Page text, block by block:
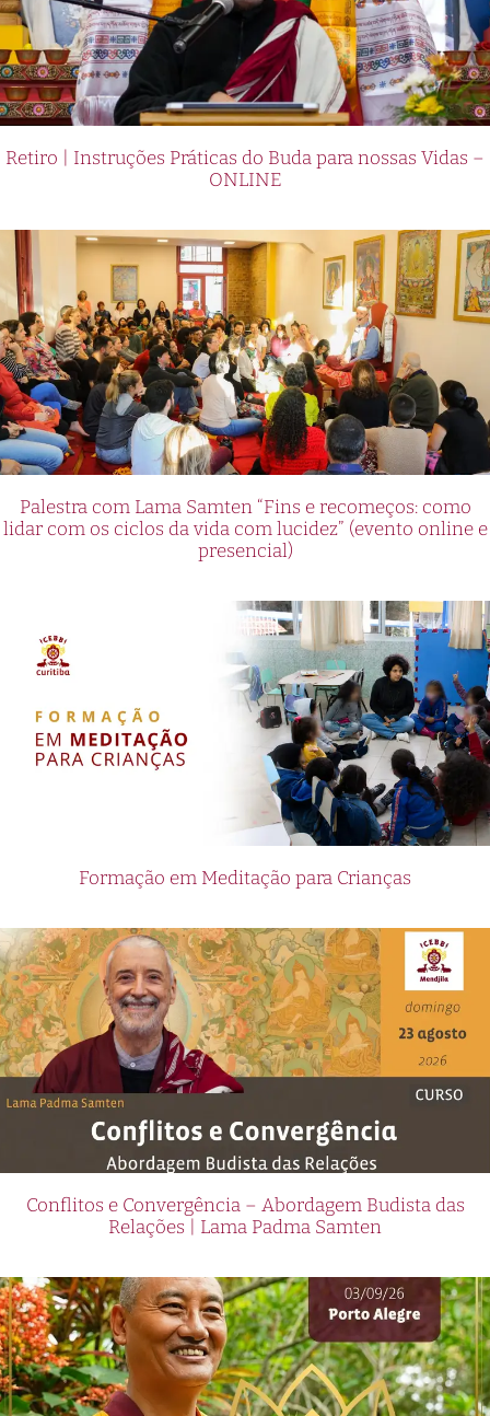
Retiro | Instruções Práticas do Buda para nossas Vidas –
ONLINE
Palestra com Lama Samten “Fins e recomeços: como
lidar com os ciclos da vida com lucidez” (evento online e
presencial)
Formação em Meditação para Crianças
Conflitos e Convergência – Abordagem Budista das
Relações | Lama Padma Samten